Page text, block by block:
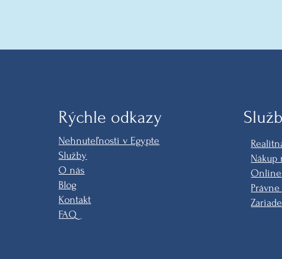
Rýchle odkazy
Nehnuteľnosti v Egypte
Služby
O nás
Blog
Kontakt
FAQ
Nákup